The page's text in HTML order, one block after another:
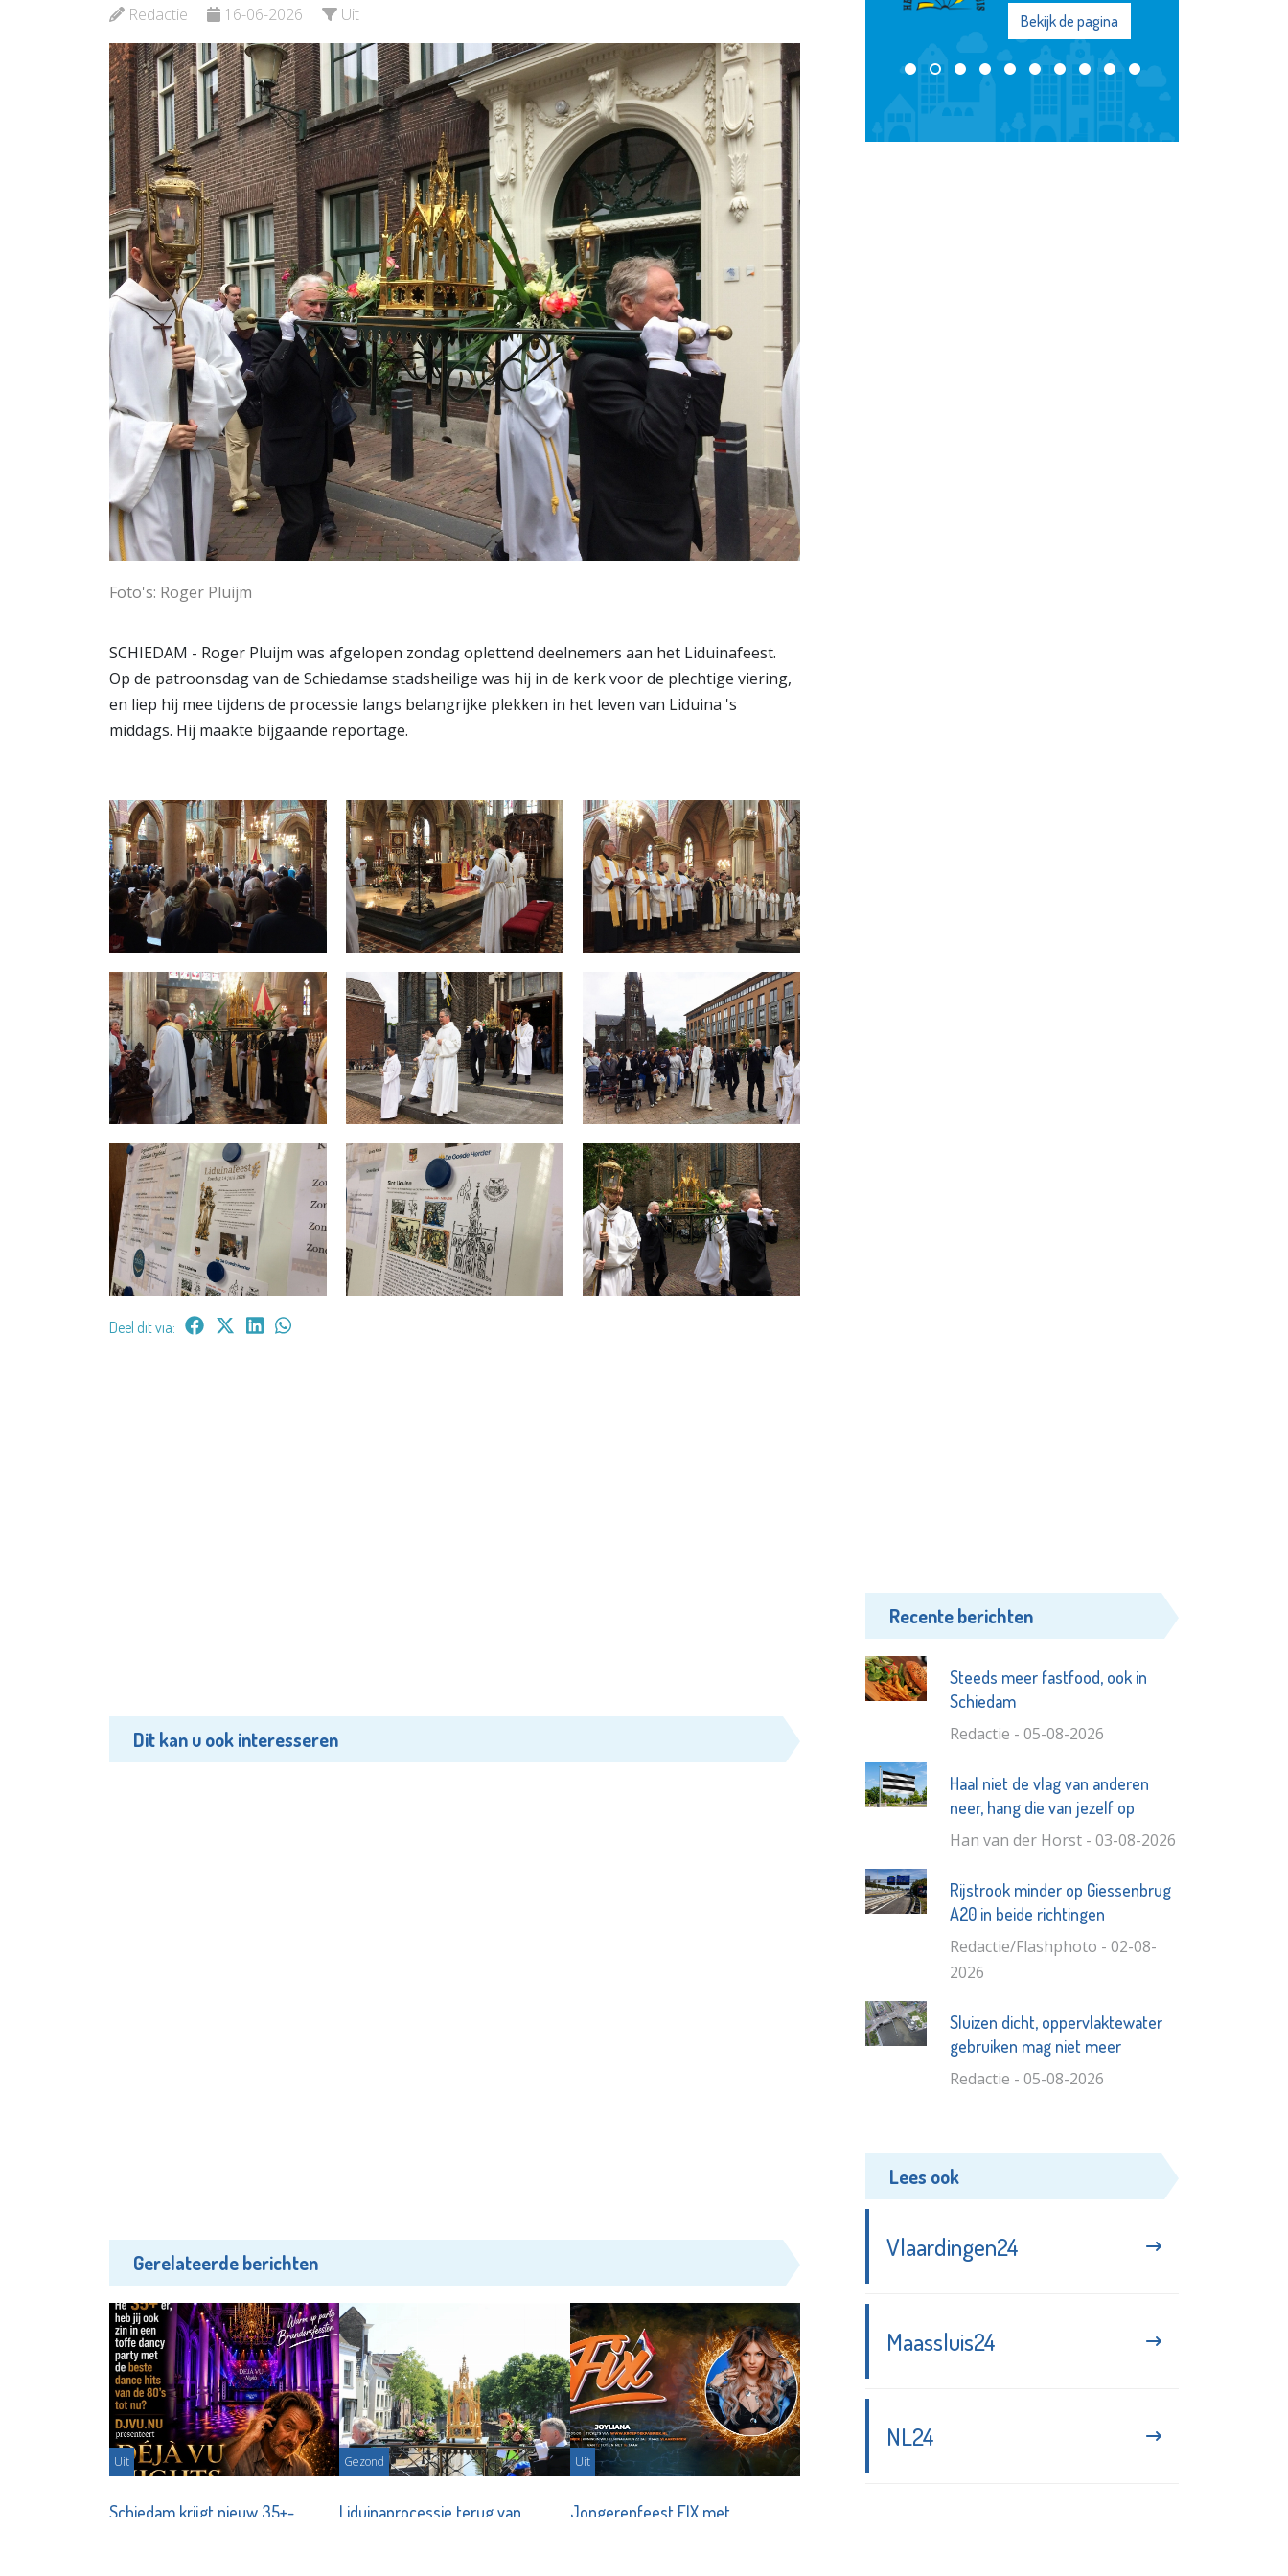
Redactie 16-06-2026 Uit
Foto's: Roger Pluijm
SCHIEDAM - Roger Pluijm was afgelopen zondag oplettend deelnemers aan het Liduinafeest.
Op de patroonsdag van de Schiedamse stadsheilige was hij in de kerk voor de plechtige viering,
en liep hij mee tijdens de processie langs belangrijke plekken in het leven van Liduina 's
middags. Hij maakte bijgaande reportage.
Deel dit via:
Dit kan u ook interesseren
Gerelateerde berichten
Uit
Schiedam krijgt nieuw 35+-
Gezond
Liduinaprocessie terug van
Uit
Jongerenfeest FIX met
Bekijk de pagina Bekijk de pagina
Recente berichten
Steeds meer fastfood, ook in
Schiedam
Redactie - 05-08-2026
Haal niet de vlag van anderen
neer, hang die van jezelf op
Han van der Horst - 03-08-2026
Rijstrook minder op Giessenbrug
A20 in beide richtingen
Redactie/Flashphoto - 02-08-
2026
Sluizen dicht, oppervlaktewater
gebruiken mag niet meer
Redactie - 05-08-2026
Lees ook
Vlaardingen24
Maassluis24
NL24